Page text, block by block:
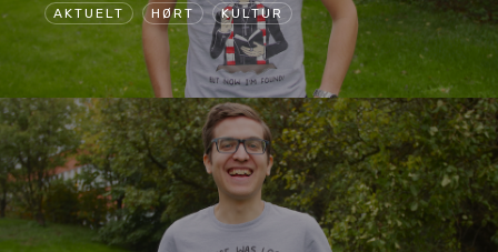
AKTUELT HØRT KULTUR